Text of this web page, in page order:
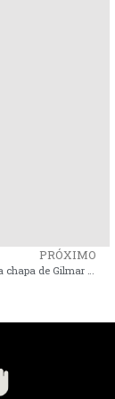
PRÓXIMO
Peri Mirim – Candidato a vice-prefeito abandona a chapa de Gilmar Pereira